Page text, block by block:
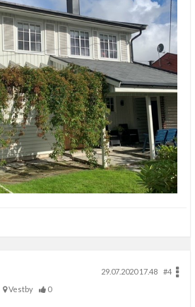
29.07.2020 17.48
#4
Vestby 0